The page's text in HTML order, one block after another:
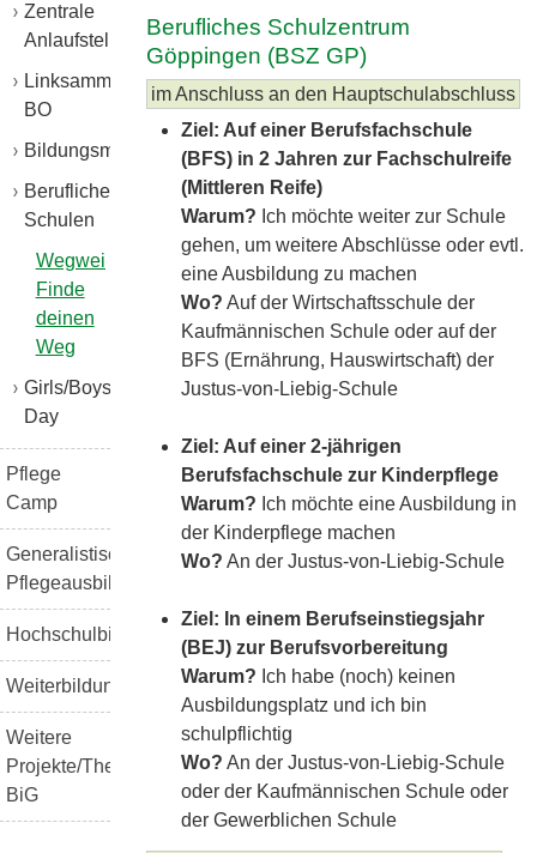
Zentrale
Anlaufstellen
Linksammlung
BO
Bildungsmessen
Berufliche
Schulen
Wegweiser:
Finde
deinen
Weg
Girls/Boys
Day
Pflege
Camp
Generalistische
Pflegeausbildung
Hochschulbildung
Weiterbildung
Weitere
Projekte/Themen
BiG
Berufliches Schulzentrum
Göppingen (BSZ GP)
im Anschluss an den Hauptschulabschluss
Ziel: Auf einer Berufsfachschule
(BFS) in 2 Jahren zur Fachschulreife
(Mittleren Reife)
Warum? Ich möchte weiter zur Schule
gehen, um weitere Abschlüsse oder evtl.
eine Ausbildung zu machen
Wo? Auf der Wirtschaftsschule der
Kaufmännischen Schule oder auf der
BFS (Ernährung, Hauswirtschaft) der
Justus-von-Liebig-Schule
Ziel: Auf einer 2-jährigen
Berufsfachschule zur Kinderpflege
Warum? Ich möchte eine Ausbildung in
der Kinderpflege machen
Wo? An der Justus-von-Liebig-Schule
Ziel: In einem Berufseinstiegsjahr
(BEJ) zur Berufsvorbereitung
Warum? Ich habe (noch) keinen
Ausbildungsplatz und ich bin
schulpflichtig
Wo? An der Justus-von-Liebig-Schule
oder der Kaufmännischen Schule oder
der Gewerblichen Schule